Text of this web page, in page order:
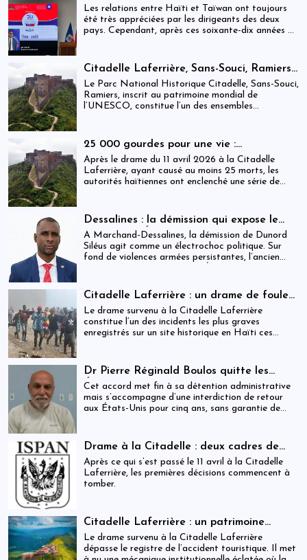
haïtiano-taïwanaises : entre dépendance
et ambiguïtés stratégiques
Les relations entre Haïti et Taïwan ont toujours
été très appréciées par les dirigeants des deux
pays. Cependant, après ces soixante-dix années de
objectifs de développement durable sur lesquels
Haïti devrait se fixer.
Citadelle Laferrière, Sans-Souci, Ramiers :
gouvernance absente d’un patrimoine
mondial sous pression structurelle
Le Parc National Historique Citadelle, Sans-Souci,
Ramiers, inscrit au patrimoine mondial de
l’UNESCO, constitue l’un des ensembles
déploie une réalité institutionnelle fragilisée par
l’absence prolongée de gouvernance effective.
25 000 gourdes pour une vie :
arrestations, révocations et démission
après le drame de la Citadelle
Après le drame du 11 avril 2026 à la Citadelle
Laferrière, ayant causé au moins 25 morts, les
autorités haïtiennes ont enclenché une série de
USD) par victime est maintenue, ravivant les
critiques sur la gestion des catastrophes publiques.
Dessalines : la démission qui expose le
silence de l’État
À Marchand-Dessalines, la démission de Dunord
Siléus agit comme un électrochoc politique. Sur
fond de violences armées persistantes, l’ancien
désormais les capacités locales.
Citadelle Laferrière : un drame de foule
ayant fait plus de 25 morts, enquête en
cours et zones d’ombre persistantes
Le drame survenu à la Citadelle Laferrière
constitue l’un des incidents les plus graves
enregistrés sur un site historique en Haïti ces
Dr Pierre Réginald Boulos quitte les
États-Unis pour la Colombie après un
accord migratoire
Cet accord met fin à sa détention administrative
mais s’accompagne d’une interdiction de retour
aux États-Unis pour cinq ans, sans garantie de
Drame à la Citadelle : deux cadres de
l’ISPAN et du MCC remerciés
Après ce qui s’est passé le 11 avril à la Citadelle
Laferrière, les premières décisions commencent à
tomber.
Citadelle Laferrière : un patrimoine
national livré à la fragmentation des
responsabilités
Le drame survenu à la Citadelle Laferrière
dépasse le registre de l’accident touristique. Il met